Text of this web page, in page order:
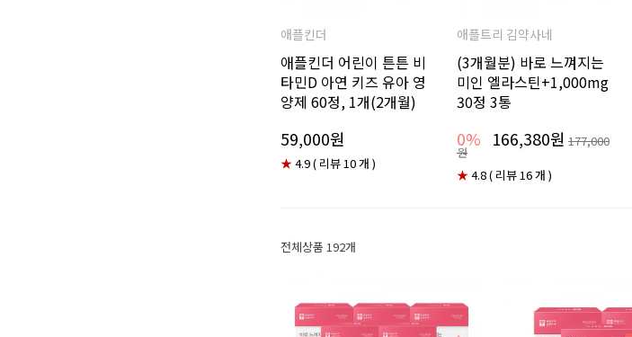
애플킨더
애플킨더 어린이 튼튼 비
타민D 아연 키즈 유아 영
양제 60정, 1개(2개월)
59,000원
★4.9 ( 리뷰 10 개 )
애플트리 김약사네
(3개월분) 바로 느껴지는
미인 엘라스틴+1,000mg
30정 3통
0% 166,380원 177,000
원
★4.8 ( 리뷰 16 개 )
전체상품 192개